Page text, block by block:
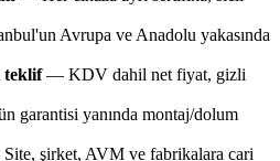
Avrupa ve Anadolu yakasında
teklif— KDV dahil net fiyat, gizli
garantisi yanında montaj/dolum
şirket, AVM ve fabrikalara cari